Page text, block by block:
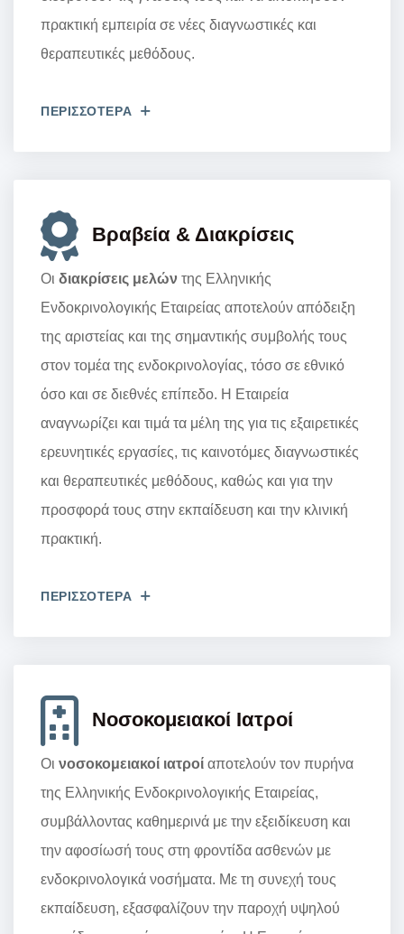
πρακτική εμπειρία σε νέες διαγνωστικές και
θεραπευτικές μεθόδους.
ΠΕΡΙΣΣΟΤΕΡΑ
Βραβεία & Διακρίσεις
Οι διακρίσεις μελών της Ελληνικής
Ενδοκρινολογικής Εταιρείας αποτελούν απόδειξη
της αριστείας και της σημαντικής συμβολής τους
στον τομέα της ενδοκρινολογίας, τόσο σε εθνικό
όσο και σε διεθνές επίπεδο. Η Εταιρεία
αναγνωρίζει και τιμά τα μέλη της για τις εξαιρετικές
ερευνητικές εργασίες, τις καινοτόμες διαγνωστικές
και θεραπευτικές μεθόδους, καθώς και για την
προσφορά τους στην εκπαίδευση και την κλινική
πρακτική.
ΠΕΡΙΣΣΟΤΕΡΑ
Νοσοκομειακοί Iατροί
Οι νοσοκομειακοί ιατροί αποτελούν τον πυρήνα
της Ελληνικής Ενδοκρινολογικής Εταιρείας,
συμβάλλοντας καθημερινά με την εξειδίκευση και
την αφοσίωσή τους στη φροντίδα ασθενών με
ενδοκρινολογικά νοσήματα. Με τη συνεχή τους
εκπαίδευση, εξασφαλίζουν την παροχή υψηλού